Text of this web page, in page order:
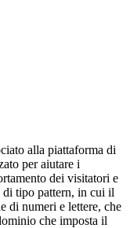
alla piattaforma di
per aiutare i
dei visitatori e
di tipo pattern, in cui il
di numeri e lettere, che
che imposta il